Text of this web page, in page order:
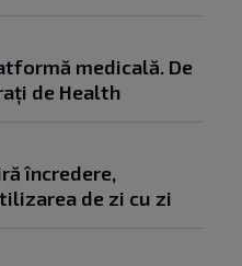
medicală. De
de Health
încredere,
de zi cu zi